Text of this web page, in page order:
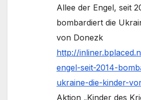
Allee der Engel, seit
bombardiert die
von Donezk
http://
engel-seit-2014-
ukraine-die-kinder-
Aktion „Kinder des